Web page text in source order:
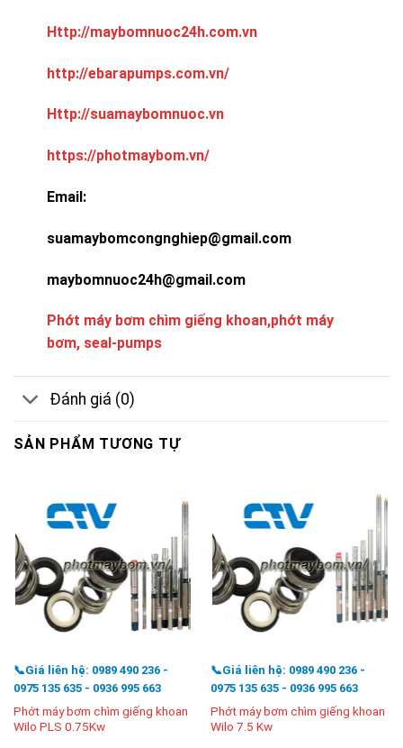
Http://maybomnuoc24h.com.vn
http://ebarapumps.com.vn/
Http://suamaybomnuoc.vn
https://photmaybom.vn/
Email:
suamaybomcongnghiep@gmail.com
maybomnuoc24h@gmail.com
Phớt máy bơm chìm giếng khoan,phớt máy
bơm, seal-pumps
Đánh giá (0)
SẢN PHẨM TƯƠNG TỰ
📞Giá liên hệ: 0989 490 236 -
0975 135 635 - 0936 995 663
Phớt máy bơm chìm giếng khoan
Wilo PLS 0.75Kw
📞Giá liên hệ: 0989 490 236 -
0975 135 635 - 0936 995 663
Phớt máy bơm chìm giếng khoan
Wilo 7.5 Kw